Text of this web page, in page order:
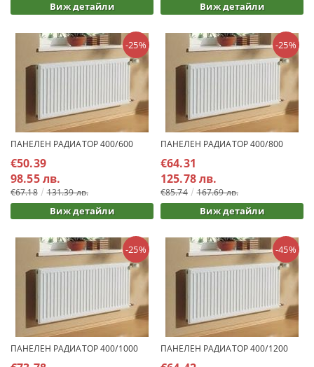
Виж детайли Виж детайли
ПАНЕЛЕН РАДИАТОР 400/600
-25%
€50.39
98.55 лв.
€67.18 131.39 лв.
Виж детайли
ПАНЕЛЕН РАДИАТОР 400/800
-25%
€64.31
125.78 лв.
€85.74 167.69 лв.
Виж детайли
ПАНЕЛЕН РАДИАТОР 400/1000
-25%
ПАНЕЛЕН РАДИАТОР 400/1200
-45%